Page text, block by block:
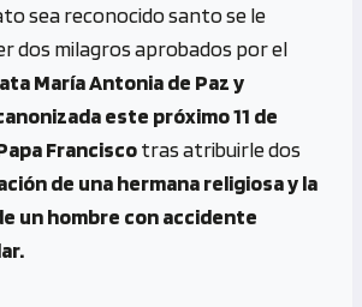
py
Li
n
k
gr
a
m
at
s
A
p
p
sea reconocido santo se le
dos milagros aprobados por el
María Antonia de Paz y
este próximo 11 de
Franciscotras atribuirle dos
de una hermana religiosa y la
un hombre con accidente